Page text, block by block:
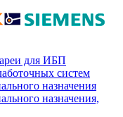
для ИБП
систем
назначения
назначения,